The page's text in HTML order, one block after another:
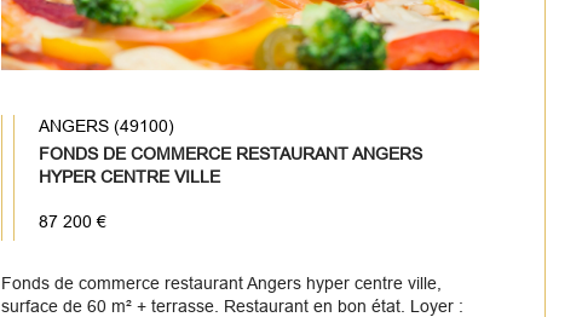
ANGERS (49100)
FONDS DE COMMERCE RESTAURANT ANGERS
HYPER CENTRE VILLE
87 200 €
Fonds de commerce restaurant Angers hyper centre ville,
surface de 60 m² + terrasse. Restaurant en bon état. Loyer :